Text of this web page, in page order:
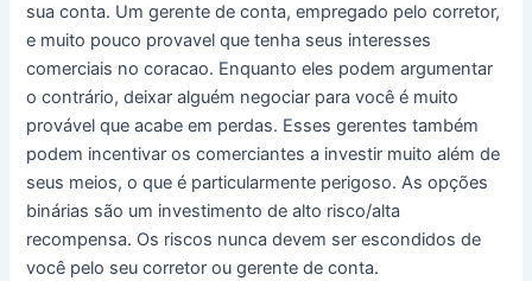
sua conta. Um gerente de conta, empregado pelo corretor,
e muito pouco provavel que tenha seus interesses
comerciais no coracao. Enquanto eles podem argumentar
o contrário, deixar alguém negociar para você é muito
provável que acabe em perdas. Esses gerentes também
podem incentivar os comerciantes a investir muito além de
seus meios, o que é particularmente perigoso. As opções
binárias são um investimento de alto risco/alta
recompensa. Os riscos nunca devem ser escondidos de
você pelo seu corretor ou gerente de conta.